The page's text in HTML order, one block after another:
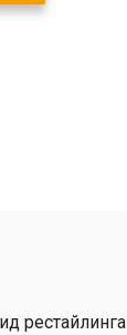
рестайлинга